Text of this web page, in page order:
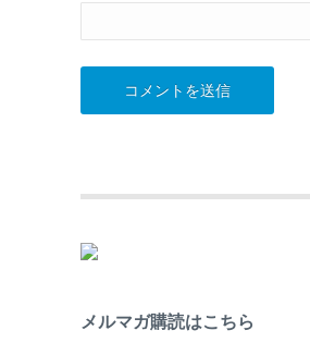
メルマガ購読はこちら